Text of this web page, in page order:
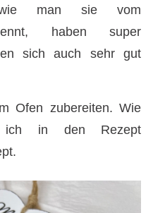
man sie vom
haben super
sich auch sehr gut
Ofen zubereiten. Wie
in den Rezept